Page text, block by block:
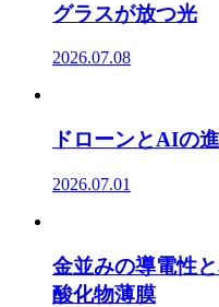
グラスが放つ光
2026.07.08
ドローンとAIの
2026.07.01
金並みの導電性
酸化物薄膜